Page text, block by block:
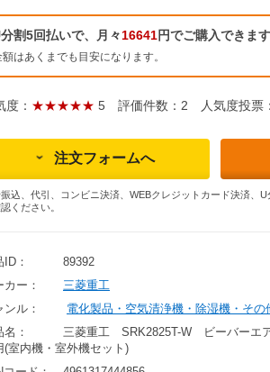
割5回払いで、月々16641円でご購入できます
額はあくまでも目安になります。
度： ★★★★★ 5 評価件数：2 人気度投票：
注文フォームへ
込、代引、コンビニ決済、WEBクレジットカード決済、
ください。
：
89392
カー：
三菱重工
ンル：
電化製品・空気清浄機・除湿機・その
：
三菱重工 SRK2825T-W ビーバー
(室内機・室外機セット)